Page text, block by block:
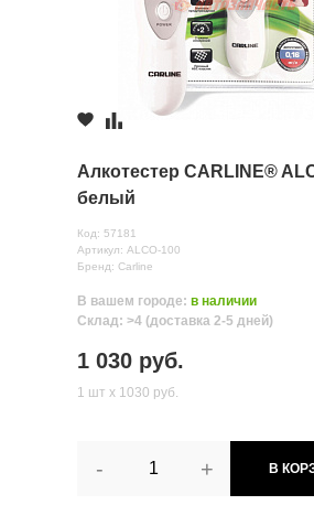
Все поля формы обязательны
Отправляя форму вы соглашаетесь на
Алкотестер CARLINE®
белый
Код: 57181
Артикул: ALCO-100
Бренд: Carline
В вашем городе: в наличии
Склад: >4 (доставка 2-5 дней)
1 030 руб.
1 шт х 1030 руб.
- + В